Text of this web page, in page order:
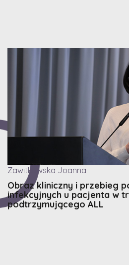
Zawitkowska Joanna
Obraz kliniczny i przebieg
infekcyjnych u pacjenta w
podtrzymującego ALL